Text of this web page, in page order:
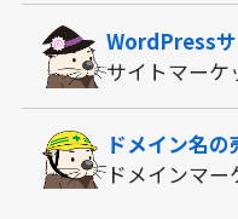
WordPress
サイトマーケ
ドメイン名の
ドメインマー